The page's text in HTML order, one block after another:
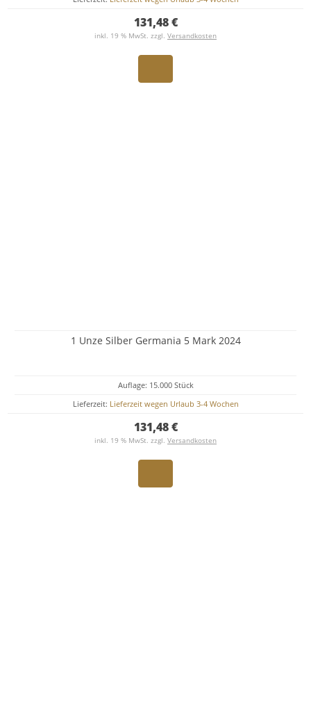
131,48 €
inkl. 19 % MwSt. zzgl. Versandkosten
1 Unze Silber Germania 5 Mark 2024
Auflage: 15.000 Stück
Lieferzeit: Lieferzeit wegen Urlaub 3-4 Wochen
131,48 €
inkl. 19 % MwSt. zzgl. Versandkosten